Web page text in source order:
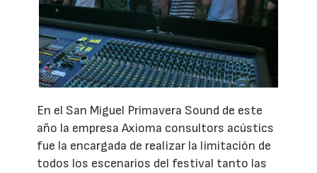
En el San Miguel Primavera Sound de este
año la empresa Axioma consultors acústics
fue la encargada de realizar la limitación de
todos los escenarios del festival tanto las